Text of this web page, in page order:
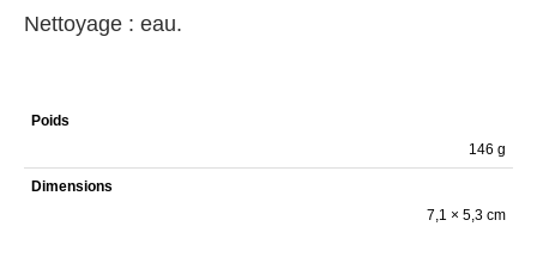
Nettoyage : eau.
Poids
146 g
Dimensions
7,1 × 5,3 cm